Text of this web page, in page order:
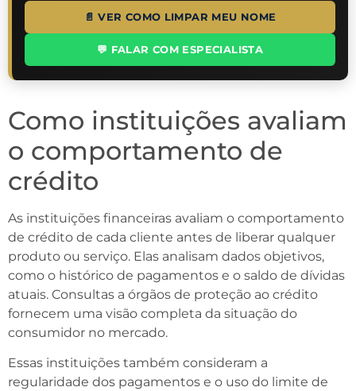
📄 VER COMO LIMPAR MEU NOME
💬 FALAR COM ESPECIALISTA
Como instituições avaliam
o comportamento de
crédito
As instituições financeiras avaliam o comportamento
de crédito de cada cliente antes de liberar qualquer
produto ou serviço. Elas analisam dados objetivos,
como o histórico de pagamentos e o saldo de dívidas
atuais. Consultas a órgãos de proteção ao crédito
fornecem uma visão completa da situação do
consumidor no mercado.
Essas instituições também consideram a
regularidade dos pagamentos e o uso do limite de